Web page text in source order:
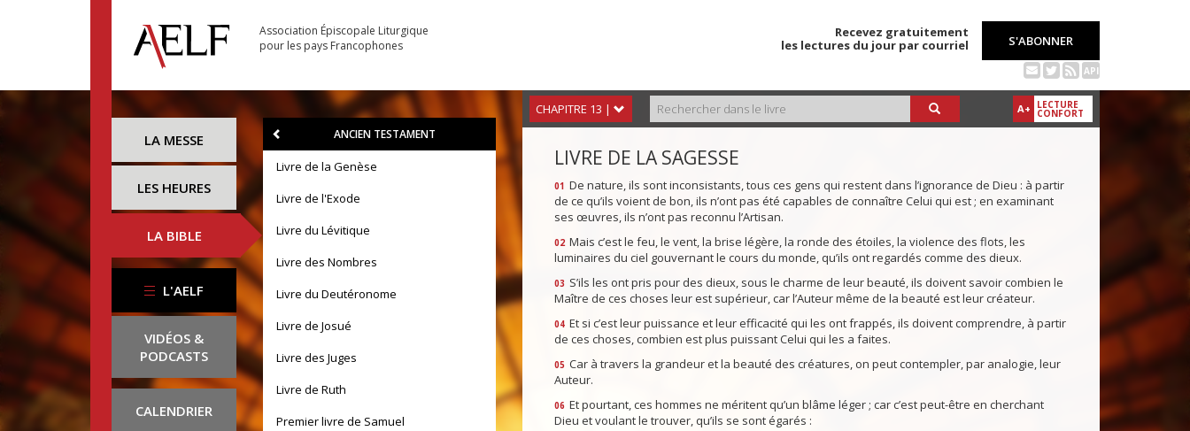
Association Épiscopale Liturgique
pour les pays Francophones
Recevez gratuitement
les lectures du jour par courriel
S'ABONNER
API
LA MESSE
LES HEURES
LA BIBLE
L'AELF
VIDÉOS &
PODCASTS
CALENDRIER
ANCIEN TESTAMENT
Livre de la Genèse
Livre de l'Exode
Livre du Lévitique
Livre des Nombres
Livre du Deutéronome
Livre de Josué
Livre des Juges
Livre de Ruth
Premier livre de Samuel
A+ LECTURE
CONFORT
CHAPITRE 13 |
LIVRE DE LA SAGESSE
01
De nature, ils sont inconsistants, tous ces gens qui restent dans l’ignorance de Dieu : à partir
de ce qu’ils voient de bon, ils n’ont pas été capables de connaître Celui qui est ; en examinant
ses œuvres, ils n’ont pas reconnu l’Artisan.
02 Mais c’est le feu, le vent, la brise légère, la ronde des étoiles, la violence des flots, les
luminaires du ciel gouvernant le cours du monde, qu’ils ont regardés comme des dieux.
03 S’ils les ont pris pour des dieux, sous le charme de leur beauté, ils doivent savoir combien le
Maître de ces choses leur est supérieur, car l’Auteur même de la beauté est leur créateur.
04 Et si c’est leur puissance et leur efficacité qui les ont frappés, ils doivent comprendre, à partir
de ces choses, combien est plus puissant Celui qui les a faites.
05 Car à travers la grandeur et la beauté des créatures, on peut contempler, par analogie, leur
Auteur.
06 Et pourtant, ces hommes ne méritent qu’un blâme léger ; car c’est peut-être en cherchant
Dieu et voulant le trouver, qu’ils se sont égarés :